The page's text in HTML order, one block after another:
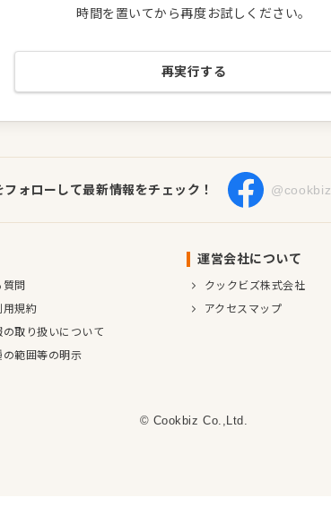
時間を置いてから再度お試しください。
再実行する
フォローして最新情報をチェック！ @cookbiz
問
用規約
の取り扱いについて
の範囲等の明示
運営会社について
クックビズ株式会社
アクセスマップ
© Cookbiz Co.,Ltd.